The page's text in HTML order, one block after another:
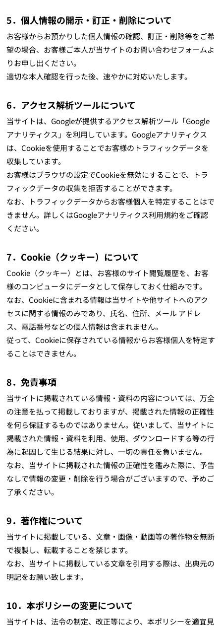
5．個人情報の開示・訂正・削除について
お客様からお預かりした個人情報の確認、訂正・削除等をご希
望の場合、お客様ご本人が当サイトのお問い合わせフォームよ
りお申し出ください。
適切な本人確認を行った後、速やかに対応いたします。
6．アクセス解析ツールについて
当サイトは、Googleが提供するアクセス解析ツール「Google
アナリティクス」を利用しています。Googleアナリティクス
は、Cookieを使用することでお客様のトラフィックデータを
収集しています。
お客様はブラウザの設定でCookieを無効にすることで、トラ
フィックデータの収集を拒否することができます。
なお、トラフィックデータからお客様個人を特定することはで
きません。詳しくはGoogleアナリティクス利用規約をご確認
ください。
7．Cookie（クッキー）について
Cookie（クッキー）とは、お客様のサイト閲覧履歴を、お客
様のコンピュータにデータとして保存しておく仕組みです。
なお、Cookieに含まれる情報は当サイトや他サイトへのアク
セスに関する情報のみであり、氏名、住所、メール アドレ
ス、電話番号などの個人情報は含まれません。
従って、Cookieに保存されている情報からお客様個人を特定す
ることはできません。
8．免責事項
当サイトに掲載されている情報・資料の内容については、万全
の注意を払って掲載しておりますが、掲載された情報の正確性
を何ら保証するものではありません。従いまして、当サイトに
掲載された情報・資料を利用、使用、ダウンロードする等の行
為に起因して生じる結果に対し、一切の責任を負いません。
なお、当サイトに掲載された情報の正確性を鑑みた際に、予告
なしで情報の変更・削除を行う場合がございますので、予めご
了承ください。
9．著作権について
当サイトに掲載している、文章・画像・動画等の著作物を無断
で複製し、転載することを禁じます。
なお、当サイトに掲載している文章を引用する際は、出典元の
明記をお願い致します。
10．本ポリシーの変更について
当サイトは、法令の制定、改正等により、本ポリシーを適宜見